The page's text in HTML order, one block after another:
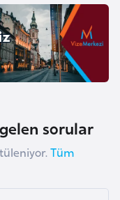
sorular
Tüm